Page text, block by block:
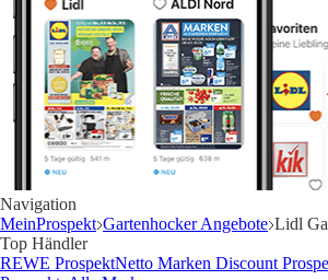
Navigation
MeinProspekt Gartenhocker Angebote Lidl
Top Händler
REWE ProspektNetto Marken Discount